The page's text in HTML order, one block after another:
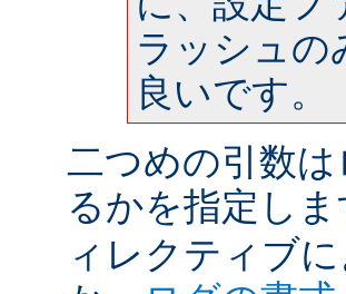
ラッシュの
良いです。
二つめの引数
るかを指定し
ィレクティブ